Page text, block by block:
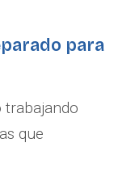
para
trabajando
que